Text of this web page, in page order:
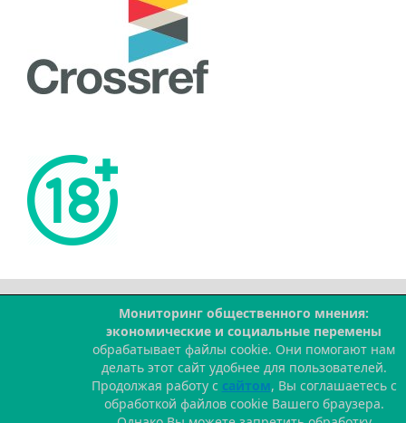
Мониторинг общественного мнения:
экономические и социальные перемены
обрабатывает файлы cookie. Они помогают нам
делать этот сайт удобнее для пользователей.
Продолжая работу с сайтом, Вы соглашаетесь с
обработкой файлов cookie Вашего браузера.